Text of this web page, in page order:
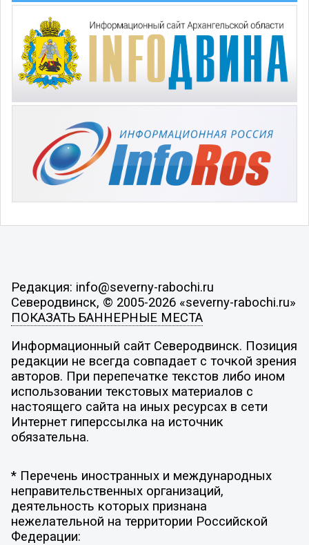
Редакция: info@severny-rabochi.ru
Северодвинск, © 2005-2026 «severny-rabochi.ru»
ПОКАЗАТЬ БАННЕРНЫЕ МЕСТА
Информационный сайт Северодвинск. Позиция
редакции не всегда совпадает с точкой зрения
авторов. При перепечатке текстов либо ином
использовании текстовых материалов с
настоящего сайта на иных ресурсах в сети
Интернет гиперссылка на источник
обязательна.
* Перечень иностранных и международных
неправительственных организаций,
деятельность которых признана
нежелательной на территории Российской
Федерации: